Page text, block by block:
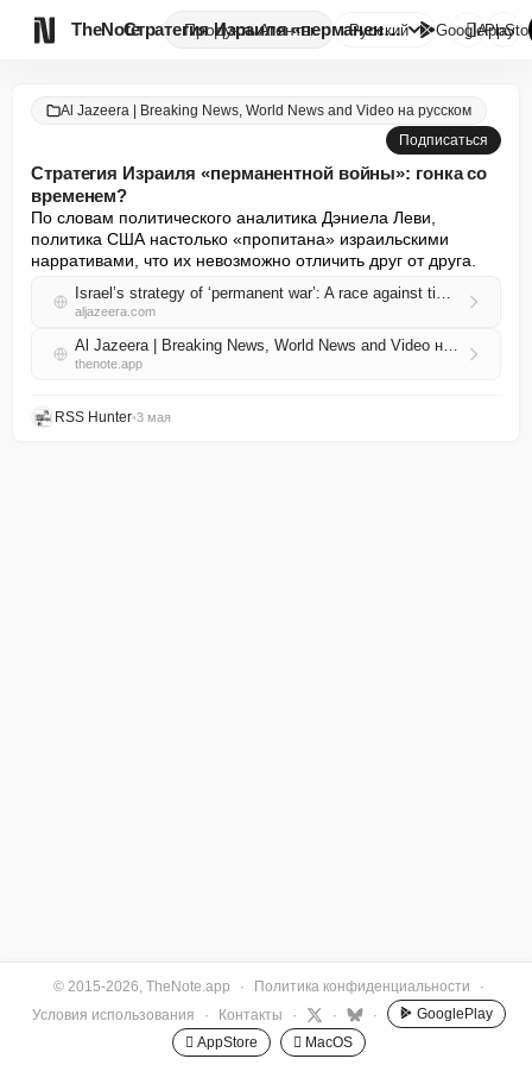
TheNote ПродуктыАгенты Стратегия Израиля «перманентно...
Русский GooglePlay

Al Jazeera | Breaking News, World News and Video на русском
Подписаться
Стратегия Израиля «перманентной войны»: гонка со
временем?
По словам политического аналитика Дэниела Леви,
политика США настолько «пропитана» израильскими
нарративами, что их невозможно отличить друг от друга.
Israel’s strategy of ‘permanent war’: A race against time?
aljazeera.com
Al Jazeera | Breaking News, World News and Video на русском RSS
thenote.app
RSS Hunter•3 мая
© 2015-2026, TheNote.app · Политика конфиденциальности
·
Условия использования
· Контакты · · ·
GooglePlay
 AppStore
 MacOS